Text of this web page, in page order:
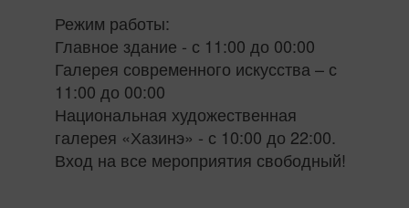
Режим работы:
Главное здание - с 11:00 до 00:00
Галерея современного искусства – с
11:00 до 00:00
Национальная художественная
галерея «Хазинэ» - с 10:00 до 22:00.
Вход на все мероприятия свободный!